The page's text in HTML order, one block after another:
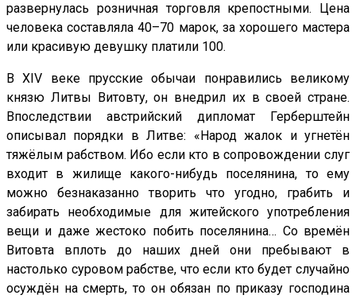
развернулась розничная торговля крепостными. Цена
человека составляла 40–70 марок, за хорошего мастера
или красивую девушку платили 100.
ВXIV веке прусские обычаи понравились великому
князю Литвы Витовту, он внедрил их в своей стране.
Впоследствии австрийский дипломат Герберштейн
описывал порядки в Литве: «Народ жалок и угнетён
тяжёлым рабством. Ибо если кто в сопровождении слуг
входит в жилище какого-нибудь поселянина, то ему
можно безнаказанно творить что угодно, грабить и
забирать необходимые для житейского употребления
вещи и даже жестоко побить поселянина… Со времён
Витовта вплоть до наших дней они пребывают в
настолько суровом рабстве, что если кто будет случайно
осуждён на смерть, то он обязан по приказу господина